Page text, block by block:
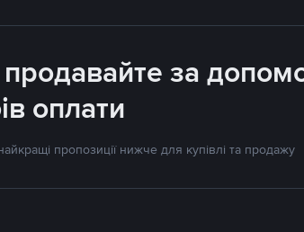
продавайте за
оплати
пропозиції нижче для купівлі та продажу